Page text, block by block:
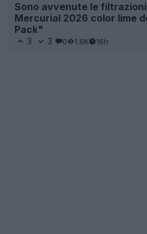
Sono avvenute le
Mercurial 2026 color lime
Pack"
3 3 0 1.6K 16h